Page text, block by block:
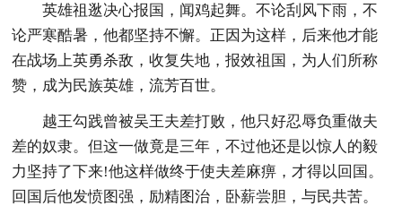
英雄祖逖决心报国，闻鸡起舞。不论刮风下雨，不
论严寒酷暑，他都坚持不懈。正因为这样，后来他才能
在战场上英勇杀敌，收复失地，报效祖国，为人们所称
赞，成为民族英雄，流芳百世。
越王勾践曾被吴王夫差打败，他只好忍辱负重做夫
差的奴隶。但这一做竟是三年，不过他还是以惊人的毅
力坚持了下来!他这样做终于使夫差麻痹，才得以回国。
回国后他发愤图强，励精图治，卧薪尝胆，与民共苦。